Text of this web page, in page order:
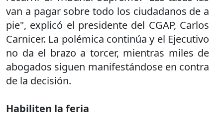
van a pagar sobre todo los ciudadanos de a
pie", explicó el presidente del CGAP, Carlos
Carnicer. La polémica continúa y el Ejecutivo
no da el brazo a torcer, mientras miles de
abogados siguen manifestándose en contra
de la decisión.
Habiliten la feria